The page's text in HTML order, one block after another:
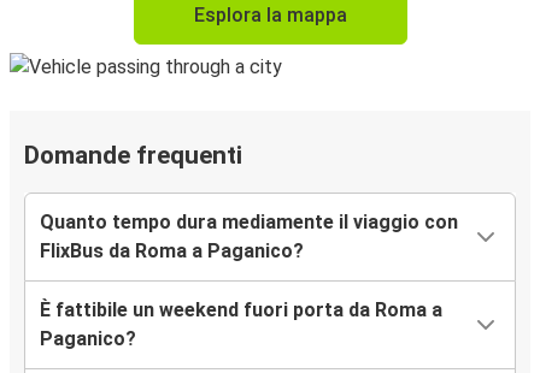
Esplora la mappa
Domande frequenti
Quanto tempo dura mediamente il viaggio con
FlixBus da Roma a Paganico?
È fattibile un weekend fuori porta da Roma a
Paganico?